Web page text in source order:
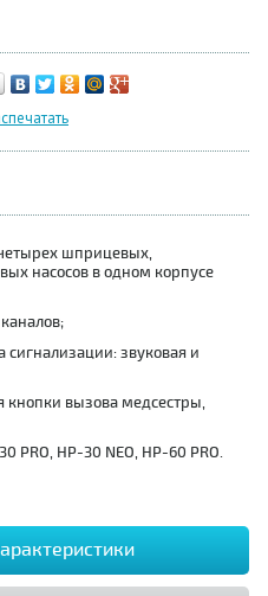
шприцевых,
насосов в одном корпусе
сигнализации: звуковая и
вызова медсестры,
PRO, HP-30 NEO, HP-60 PRO.